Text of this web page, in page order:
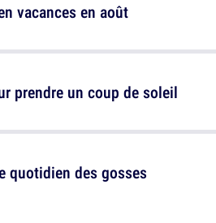
prendre un coup de soleil
vacances en août
quotidien des gosses